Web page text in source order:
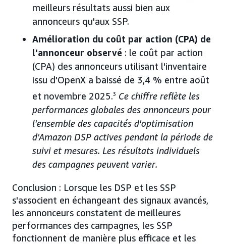
meilleurs résultats aussi bien aux
annonceurs qu'aux SSP.
Amélioration du coût par action (CPA) de
l'annonceur observé : le coût par action
(CPA) des annonceurs utilisant l'inventaire
issu d'OpenX a baissé de 3,4 % entre août
et novembre 2025.3 Ce chiffre reflète les
performances globales des annonceurs pour
l'ensemble des capacités d'optimisation
d'Amazon DSP actives pendant la période de
suivi et mesures. Les résultats individuels
des campagnes peuvent varier.
Conclusion : Lorsque les DSP et les SSP
s'associent en échangeant des signaux avancés,
les annonceurs constatent de meilleures
performances des campagnes, les SSP
fonctionnent de manière plus efficace et les